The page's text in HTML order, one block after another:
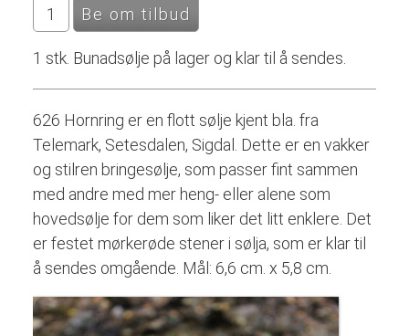
1 stk. Bunadsølje på lager og klar til å sendes.
626 Hornring er en flott sølje kjent bla. fra
Telemark, Setesdalen, Sigdal. Dette er en vakker
og stilren bringesølje, som passer fint sammen
med andre med mer heng- eller alene som
hovedsølje for dem som liker det litt enklere. Det
er festet mørkerøde stener i sølja, som er klar til
å sendes omgående. Mål: 6,6 cm. x 5,8 cm.